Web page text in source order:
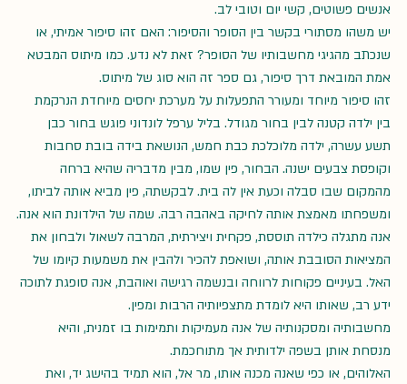
אנשים פשוטים, קשי יום וטובי לב.
יש משהו מסתורי בקשר בין הסופר והסיפור: האם זהו סיפור אמיתי, או
שנכתב מהגיגי מחשבותיו של הסופר? זאת לא נדע. כמו מיתוס המבטא
אמת המובאת דרך סיפור, גם ספר זה הוא סוג של מיתוס.
זהו סיפור מיוחד ומעורר התפעלות על מערכת יחסים מיוחדת הנרקמת
בין ילדה קטנה לבין בחור מגודל. בליל ערפל לונדוני פוגש בחור כבן
תשע עשרה, ילדה מלוכלכת כבת חמש, הנושאת בידה בובת סחבות
וקופסת צבעים ישנה. הבחור, פין שמו, מבין מדבריה שהיא ברחה
מהמקום שבו סבלה וכעת אין לה בית. לבקשתה, פין מביא אותה לביתו,
ומשפחתו מאמצת אותה לחיקה באהבה רבה. שמה של הילדונת הוא אנה.
אנה מתגלה כילדה תוססת, פקחית ויצירתית, המרבה לשאול ולבחון את
המציאות הסובבת אותה, ושואפת להכיר ולהבין את משמעות קיומו של
האל. בעיניים פקוחות לרווחה ובנשמה רגישה ואוהבת, אנה סופגת לתוכה
ידע רב, שאותו היא לומדת מתצפיותיה הרבות ומפין.
מחשבותיה ומסקנותיה של אנה מעמיקות ותמימות בו זמנית, והיא
מנסחת אותן בשפה ילדותית אך מתוחכמת.
האלוהים, או כפי שאנה מכנה אותו, מר אל, הוא תמיד בהישג יד, ואת